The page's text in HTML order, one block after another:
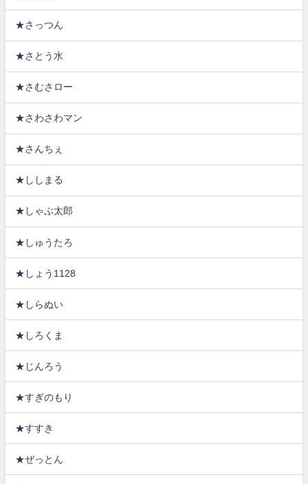
★さっつん
★さとう水
★さむさロー
★さわさわマン
★さんちぇ
★ししまる
★しゃぶ太郎
★しゅうたろ
★しょう1128
★しらぬい
★しろくま
★じんろう
★すぎのもり
★すすき
★ぜっとん